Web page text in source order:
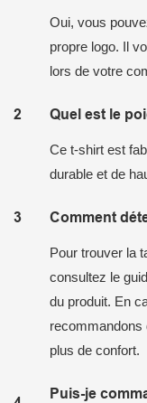
Oui, vous
propre logo. Il
lors de votre
2 Quel est le
Ce t-shirt est
durable et de
3 Comment
Pour trouver la
consultez le
du produit. En
recommandons
plus de confort.
Puis-je